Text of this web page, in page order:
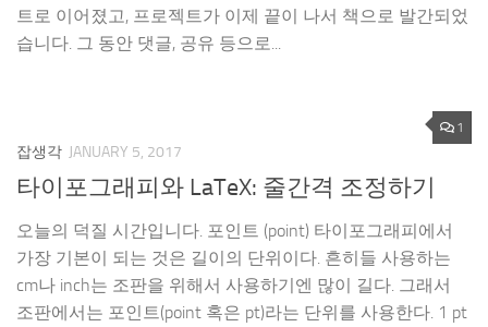
트로 이어졌고, 프로젝트가 이제 끝이 나서 책으로 발간되었
습니다. 그 동안 댓글, 공유 등으로...
1
잡생각 JANUARY 5, 2017
타이포그래피와 LaTeX: 줄간격 조정하기
오늘의 덕질 시간입니다. 포인트 (point) 타이포그래피에서
가장 기본이 되는 것은 길이의 단위이다. 흔히들 사용하는
cm나 inch는 조판을 위해서 사용하기엔 많이 길다. 그래서
조판에서는 포인트(point 혹은 pt)라는 단위를 사용한다. 1 pt